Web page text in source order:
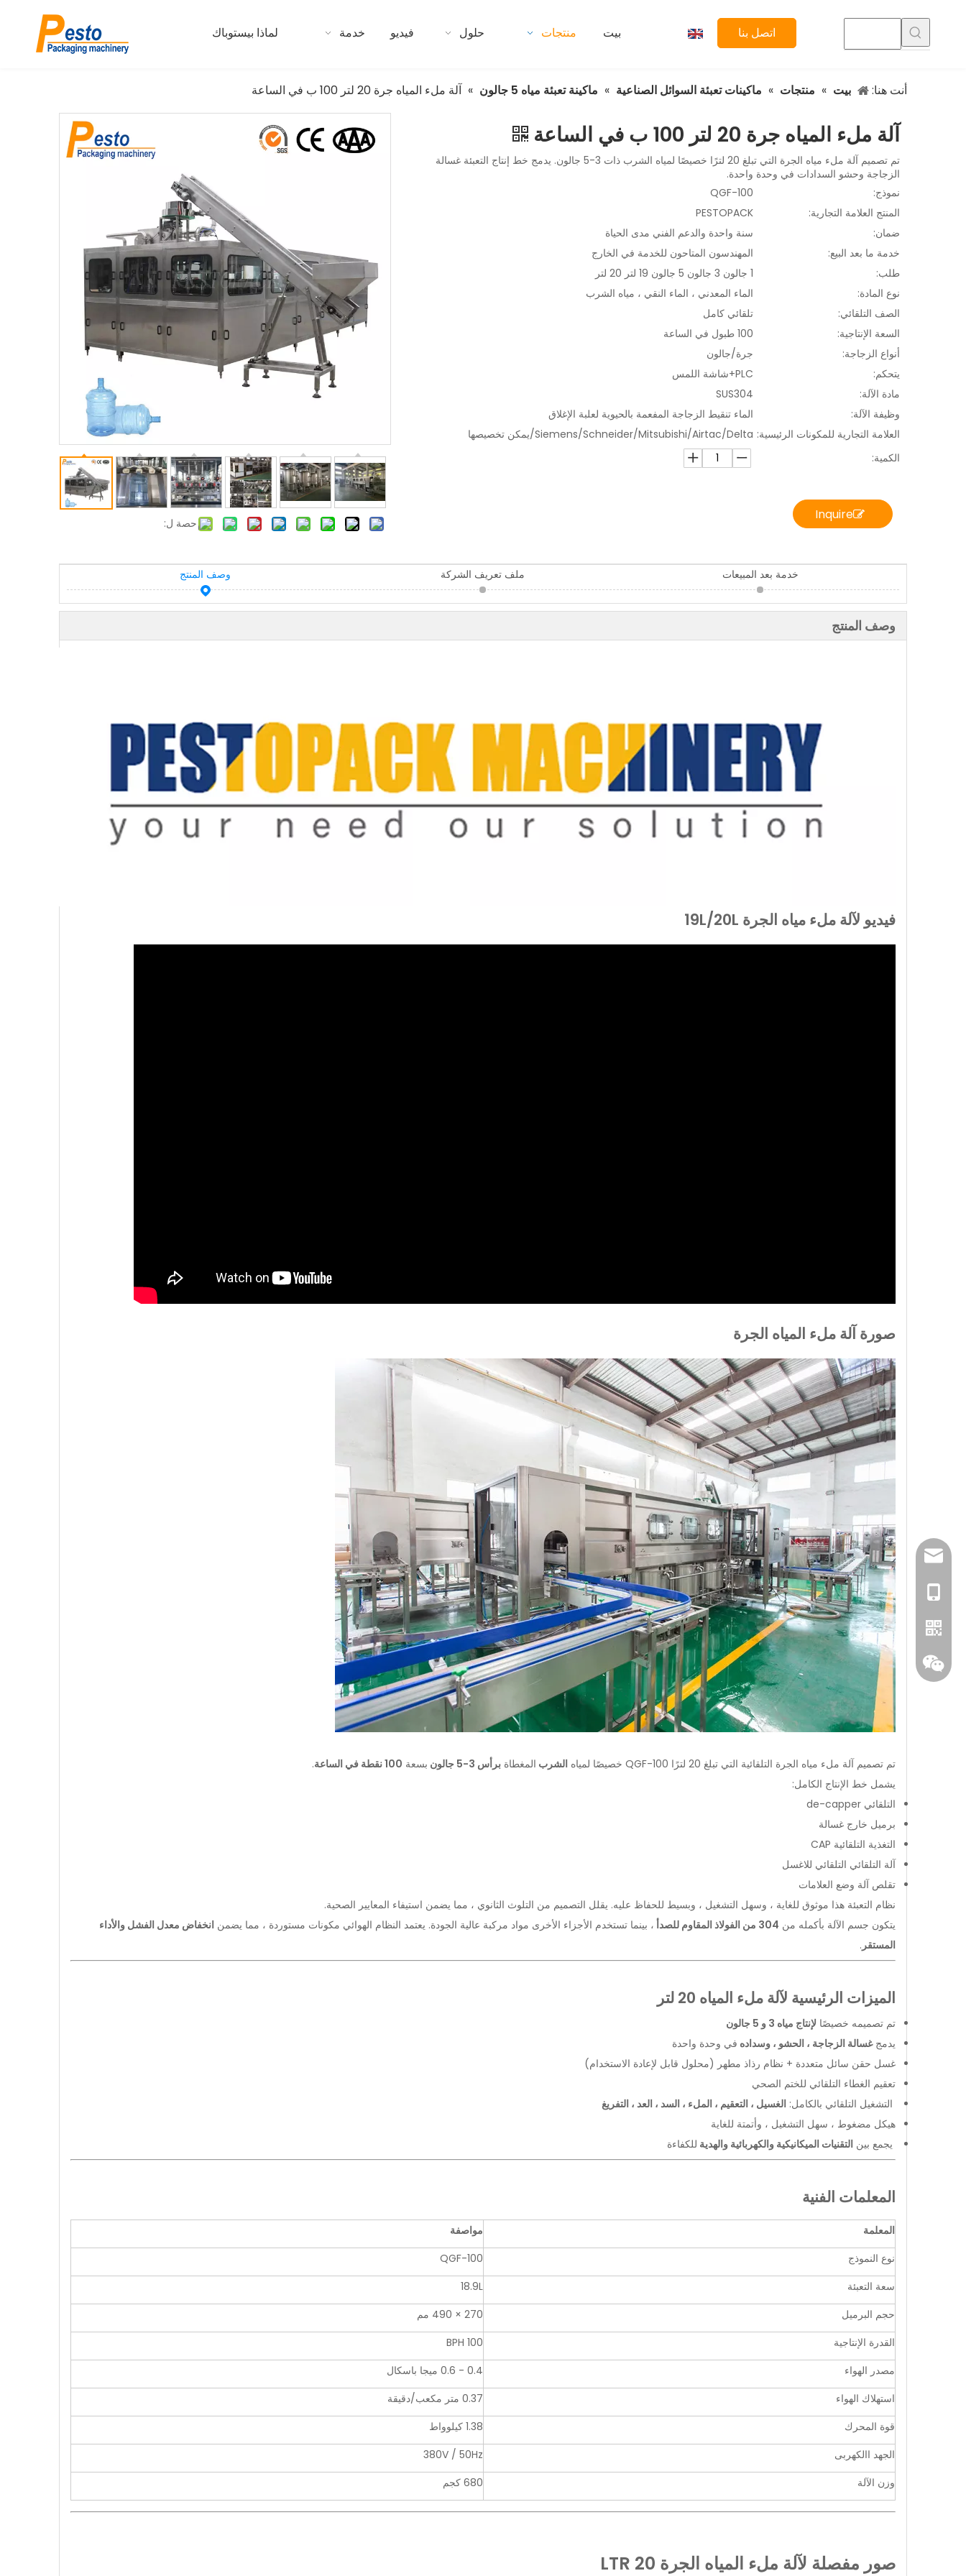
بيت منتجات حلول فيديو خدمة لماذا بيستوباك اتصل بنا
أنت هنا: بيت » منتجات » ماكينات تعبئة السوائل الصناعية » ماكينة تعبئة مياه 5 جالون » آلة ملء المياه جرة 20 لتر 100 ب في الساعة
حصة ل:
آلة ملء المياه جرة 20 لتر 100 ب في الساعة
تم تصميم آلة ملء مياه الجرة التي تبلغ 20 لترًا خصيصًا لمياه الشرب ذات 3-5 جالون. يدمج خط إنتاج التعبئة غسالة
الزجاجة وحشو السدادات في وحدة واحدة.
نموذج:
QGF-100
المنتج العلامة التجارية:
PESTOPACK
ضمان:
سنة واحدة والدعم الفني مدى الحياة
خدمة ما بعد البيع:
المهندسون المتاحون للخدمة في الخارج
طلب:
1 جالون 3 جالون 5 جالون 19 لتر 20 لتر
نوع المادة:
الماء المعدني ، الماء النقي ، مياه الشرب
الصف التلقائي:
تلقائي كامل
السعة الإنتاجية:
100 طبول في الساعة
أنواع الزجاجة:
جرة/جالون
يتحكم:
PLC+شاشة اللمس
مادة الآلة:
SUS304
وظيفة الآلة:
الماء تنقيط الزجاجة المفعمة بالحيوية لعلبة الإغلاق
العلامة التجارية للمكونات الرئيسية: Siemens/Schneider/Mitsubishi/Airtac/Delta/يمكن تخصيصها
الكمية:
Inquire
وصف المنتج ملف تعريف الشركة خدمة بعد المبيعات
وصف المنتج
فيديو لآلة ملء مياه الجرة 19L/20L
صورة آلة ملء المياه الجرة
تم تصميم آلة ملء مياه الجرة التلقائية التي تبلغ 20 لترًا QGF-100 خصيصًا لمياه الشرب المغطاة برأس 3-5 جالون بسعة 100 نقطة في الساعة
.
يشمل خط الإنتاج الكامل:
التلقائي de-capper
برميل خارج غسالة
التغذية التلقائية CAP
آلة التلقائي التلقائي للاغسل
تقلص آلة وضع العلامات
نظام التعبئة هذا موثوق للغاية ، وسهل التشغيل ، وبسيط للحفاظ عليه. يقلل التصميم من التلوث الثانوي ، مما يضمن استيفاء المعايير الصحية.
يتكون جسم الآلة بأكمله من 304 من الفولاذ المقاوم للصدأ ، بينما تستخدم الأجزاء الأخرى مواد مركبة عالية الجودة. يعتمد النظام الهوائي مكونات مستوردة ، مما يضمن انخفاض معدل الفشل والأداء
المستقر .
الميزات الرئيسية لآلة ملء المياه 20 لتر
تم تصميمه خصيصًا لإنتاج مياه 3 و 5 جالون
يدمجغسالة الزجاجة ، الحشو ، وسداده في وحدة واحدة
غسل حقن سائل متعددة + نظام رذاذ مطهر (محلول قابل لإعادة الاستخدام)
تعقيم الغطاء التلقائي للختم الصحي
التشغيل التلقائي بالكامل: الغسيل ، التعقيم ، الملء ، السد ، العد ، التفريغ
هيكل مضغوط ، سهل التشغيل ، وأتمتة للغاية
يجمع بين التقنيات الميكانيكية والكهربائية والهدية للكفاءة
المعلمات الفنية
المعلمة
مواصفة
نوع النموذج
QGF-100
سعة التعبئة
18.9L
حجم البرميل
270 × 490 مم
القدرة الإنتاجية
100 BPH
مصدر الهواء
0.4 - 0.6 ميجا باسكال
استهلاك الهواء
0.37 متر مكعب/دقيقة
قوة المحرك
1.38 كيلوواط
الجهد االكهربى
380V / 50Hz
وزن الآلة
680 كجم
صور مفصلة لآلة ملء المياه الجرة 20 LTR
0086-
واتساب
ويشات